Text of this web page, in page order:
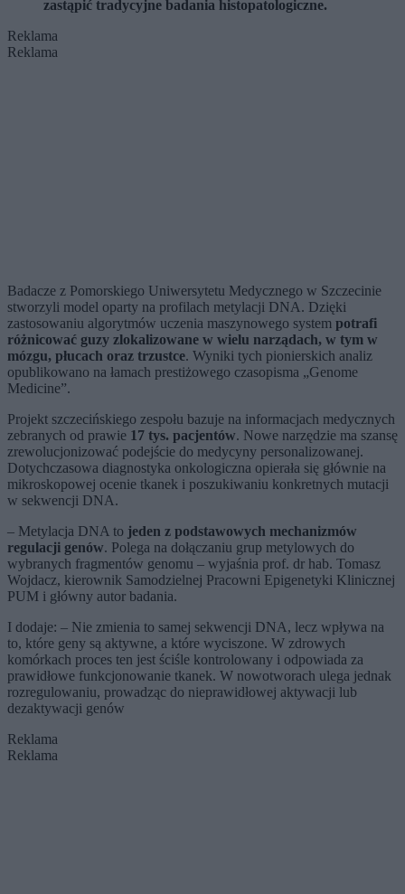
zastąpić tradycyjne badania histopatologiczne.
Reklama
Reklama
Badacze z Pomorskiego Uniwersytetu Medycznego w Szczecinie
stworzyli model oparty na profilach metylacji DNA. Dzięki
zastosowaniu algorytmów uczenia maszynowego system potrafi
różnicować guzy zlokalizowane w wielu narządach, w tym w
mózgu, płucach oraz trzustce. Wyniki tych pionierskich analiz
opublikowano na łamach prestiżowego czasopisma „Genome
Medicine”.
Projekt szczecińskiego zespołu bazuje na informacjach medycznych
zebranych od prawie 17 tys. pacjentów. Nowe narzędzie ma szansę
zrewolucjonizować podejście do medycyny personalizowanej.
Dotychczasowa diagnostyka onkologiczna opierała się głównie na
mikroskopowej ocenie tkanek i poszukiwaniu konkretnych mutacji
w sekwencji DNA.
– Metylacja DNA to jeden z podstawowych mechanizmów
regulacji genów. Polega na dołączaniu grup metylowych do
wybranych fragmentów genomu – wyjaśnia prof. dr hab. Tomasz
Wojdacz, kierownik Samodzielnej Pracowni Epigenetyki Klinicznej
PUM i główny autor badania.
I dodaje: – Nie zmienia to samej sekwencji DNA, lecz wpływa na
to, które geny są aktywne, a które wyciszone. W zdrowych
komórkach proces ten jest ściśle kontrolowany i odpowiada za
prawidłowe funkcjonowanie tkanek. W nowotworach ulega jednak
rozregulowaniu, prowadząc do nieprawidłowej aktywacji lub
dezaktywacji genów
Reklama
Reklama